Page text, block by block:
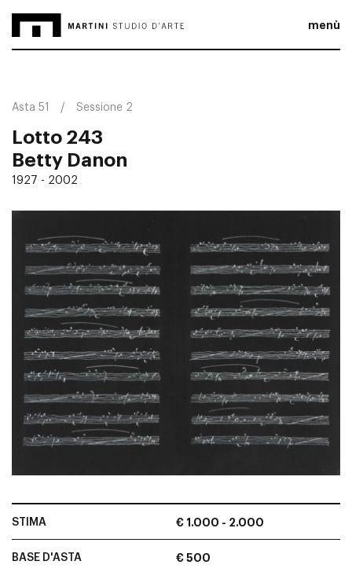
menù
Asta 51 Sessione 2
Lotto 243
Betty Danon
1927 - 2002
STIMA € 1.000 - 2.000
BASE D'ASTA € 500